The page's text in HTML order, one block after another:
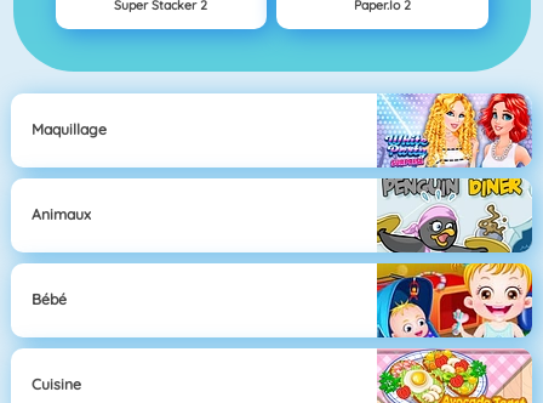
Super Stacker 2 Paper.io 2
Maquillage
Animaux
Bébé
Cuisine